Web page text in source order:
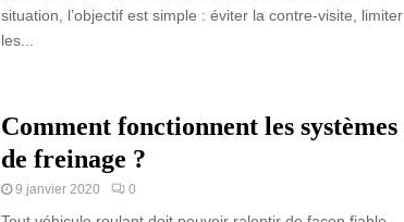
situation, l’objectif est simple : éviter la contre-visite, limiter
les...
Comment fonctionnent les systèmes
de freinage ?
9 janvier 2020 0